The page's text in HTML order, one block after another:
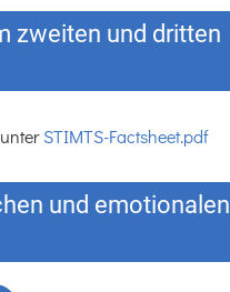
zweiten und dritten
STIMTS-Factsheet.pdf
und emotionalen